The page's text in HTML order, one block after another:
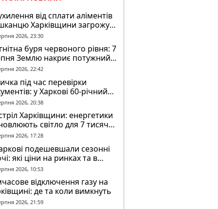
від сплати аліментів
Харківщини загрожує
років обмеження волі
2026, 23:30
буря червоного рівня: 7
Землю накриє потужний
шторм
2026, 22:42
під час перевірки
у Харкові 60-річний
постраждав у конфлікті з
2026, 20:38
Харківщини: енергетики
світло для 7 тисяч
2026, 17:28
подешевшали сезонні
які ціни на ринках та в
2026, 10:53
відключення газу на
де та коли вимкнуть
2026, 21:59